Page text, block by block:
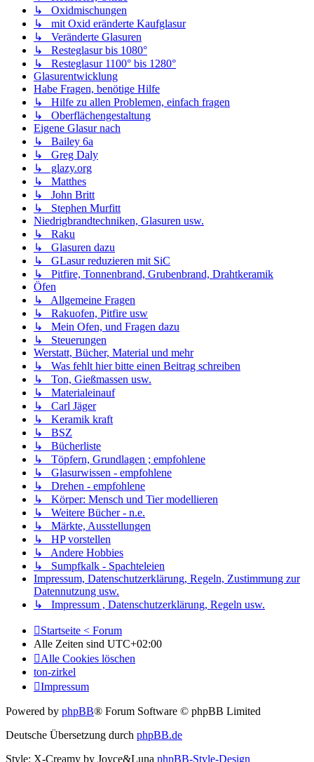
↳ Oxidmischungen
↳ mit Oxid eränderte Kaufglasur
↳ Veränderte Glasuren
↳ Resteglasur bis 1080°
↳ Resteglasur 1100° bis 1280°
Glasurentwicklung
Habe Fragen, benötige Hilfe
↳ Hilfe zu allen Problemen, einfach fragen
↳ Oberflächengestaltung
Eigene Glasur nach
↳ Bailey 6a
↳ Greg Daly
↳ glazy.org
↳ Matthes
↳ John Britt
↳ Stephen Murfitt
Niedrigbrandtechniken, Glasuren usw.
↳ Raku
↳ Glasuren dazu
↳ GLasur reduzieren mit SiC
↳ Pitfire, Tonnenbrand, Grubenbrand, Drahtkeramik
Öfen
↳ Allgemeine Fragen
↳ Rakuofen, Pitfire usw
↳ Mein Ofen, und Fragen dazu
↳ Steuerungen
Werstatt, Bücher, Material und mehr
↳ Was fehlt hier bitte einen Beitrag schreiben
↳ Ton, Gießmassen usw.
↳ Materialeinauf
↳ Carl Jäger
↳ Keramik kraft
↳ BSZ
↳ Bücherliste
↳ Töpfern, Grundlagen ; empfohlene
↳ Glasurwissen - empfohlene
↳ Drehen - empfohlene
↳ Körper: Mensch und Tier modellieren
↳ Weitere Bücher - n.e.
↳ Märkte, Ausstellungen
↳ HP vorstellen
↳ Andere Hobbies
↳ Sumpfkalk - Spachteleien
Impressum, Datenschutzerklärung, Regeln, Zustimmung zur
Datennutzung usw.
↳ Impressum , Datenschutzerklärung, Regeln usw.
Startseite < Forum
Alle Zeiten sind UTC+02:00
Alle Cookies löschen
ton-zirkel
Impressum
Powered by phpBB® Forum Software © phpBB Limited
Deutsche Übersetzung durch phpBB.de
Style: X-Creamy by Joyce&Luna phpBB-Style-Design